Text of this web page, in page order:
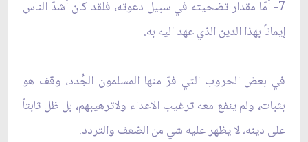
7- أمّا مقدار تضحيته في سبيل دعوته، فلقد كان أشدّ الناس
إيماناً بهذا الدين الذي عهد اليه به.
في بعض الحروب التي فرّ منها المسلمون الجُدد، وقف هو
بثبات، ولم ينفع معه ترغيب الاعداء ولاترهيبهم، بل ظل ثابتاً
على دينه، لا يظهر عليه شي من الضعف والتردد.